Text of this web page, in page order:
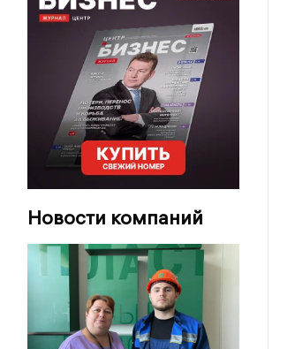
Новости компаний